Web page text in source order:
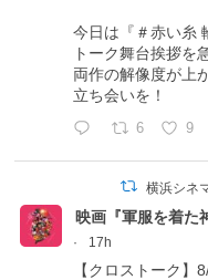
今日は『＃赤い糸
トーク舞台挨拶を
両作の解像度が上
立ち会いを！
6 9
横浜シネ
映画『軍服を着た
·
17h
【クロストーク】